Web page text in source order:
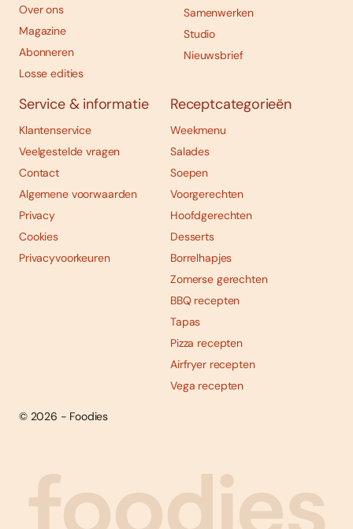
Abonneren
Bestellen
Over ons
Magazine
Abonneren
Losse edities
Samenwerken
Studio
Nieuwsbrief
Service & informatie
Klantenservice
Veelgestelde vragen
Contact
Algemene voorwaarden
Privacy
Cookies
Privacyvoorkeuren
Receptcategorieën
Weekmenu
Salades
Soepen
Voorgerechten
Hoofdgerechten
Desserts
Borrelhapjes
Zomerse gerechten
BBQ recepten
Tapas
Pizza recepten
Airfryer recepten
Vega recepten
© 2026 - Foodies